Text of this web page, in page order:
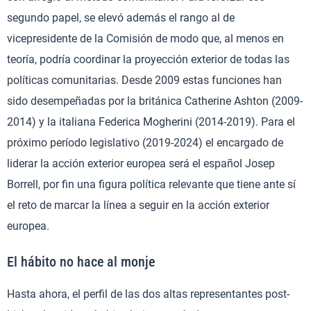
segundo papel, se elevó además el rango al de
vicepresidente de la Comisión de modo que, al menos en
teoría, podría coordinar la proyección exterior de todas las
políticas comunitarias. Desde 2009 estas funciones han
sido desempeñadas por la británica Catherine Ashton (2009-
2014) y la italiana Federica Mogherini (2014-2019). Para el
próximo período legislativo (2019-2024) el encargado de
liderar la acción exterior europea será el español Josep
Borrell, por fin una figura política relevante que tiene ante sí
el reto de marcar la línea a seguir en la acción exterior
europea.
El hábito no hace al monje
Hasta ahora, el perfil de las dos altas representantes post-